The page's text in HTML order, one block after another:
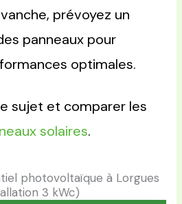
prévoyez un
panneaux pour
optimales.
sujet et comparer les
solaires.
photovoltaïque à Lorgues
3 kWc)